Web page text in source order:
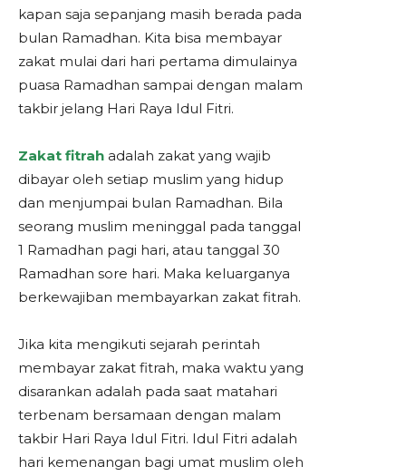
kapan saja sepanjang masih berada pada
bulan Ramadhan. Kita bisa membayar
zakat mulai dari hari pertama dimulainya
puasa Ramadhan sampai dengan malam
takbir jelang Hari Raya Idul Fitri.
Zakat fitrah adalah zakat yang wajib
dibayar oleh setiap muslim yang hidup
dan menjumpai bulan Ramadhan. Bila
seorang muslim meninggal pada tanggal
1 Ramadhan pagi hari, atau tanggal 30
Ramadhan sore hari. Maka keluarganya
berkewajiban membayarkan zakat fitrah.
Jika kita mengikuti sejarah perintah
membayar zakat fitrah, maka waktu yang
disarankan adalah pada saat matahari
terbenam bersamaan dengan malam
takbir Hari Raya Idul Fitri. Idul Fitri adalah
hari kemenangan bagi umat muslim oleh